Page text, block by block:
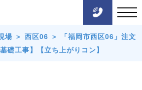
場 ＞ 西区06 ＞
「福岡市西区06」注文
礎工事】【立ち上がりコン】